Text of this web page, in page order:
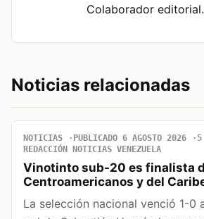
Colaborador editorial.
Noticias relacionadas
NOTICIAS PUBLICADO 6 AGOSTO 2026
5
REDACCIÓN NOTICIAS VENEZUELA
Vinotinto sub-20 es finalista
Centroamericanos y del
La selección nacional venció 1-0